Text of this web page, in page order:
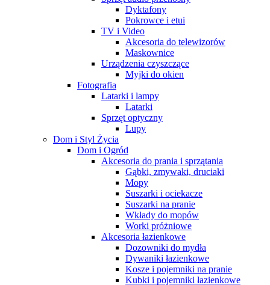
Dyktafony
Pokrowce i etui
TV i Video
Akcesoria do telewizorów
Maskownice
Urządzenia czyszczące
Myjki do okien
Fotografia
Latarki i lampy
Latarki
Sprzęt optyczny
Lupy
Dom i Styl Życia
Dom i Ogród
Akcesoria do prania i sprzątania
Gąbki, zmywaki, druciaki
Mopy
Suszarki i ociekacze
Suszarki na pranie
Wkłady do mopów
Worki próżniowe
Akcesoria łazienkowe
Dozowniki do mydła
Dywaniki łazienkowe
Kosze i pojemniki na pranie
Kubki i pojemniki łazienkowe